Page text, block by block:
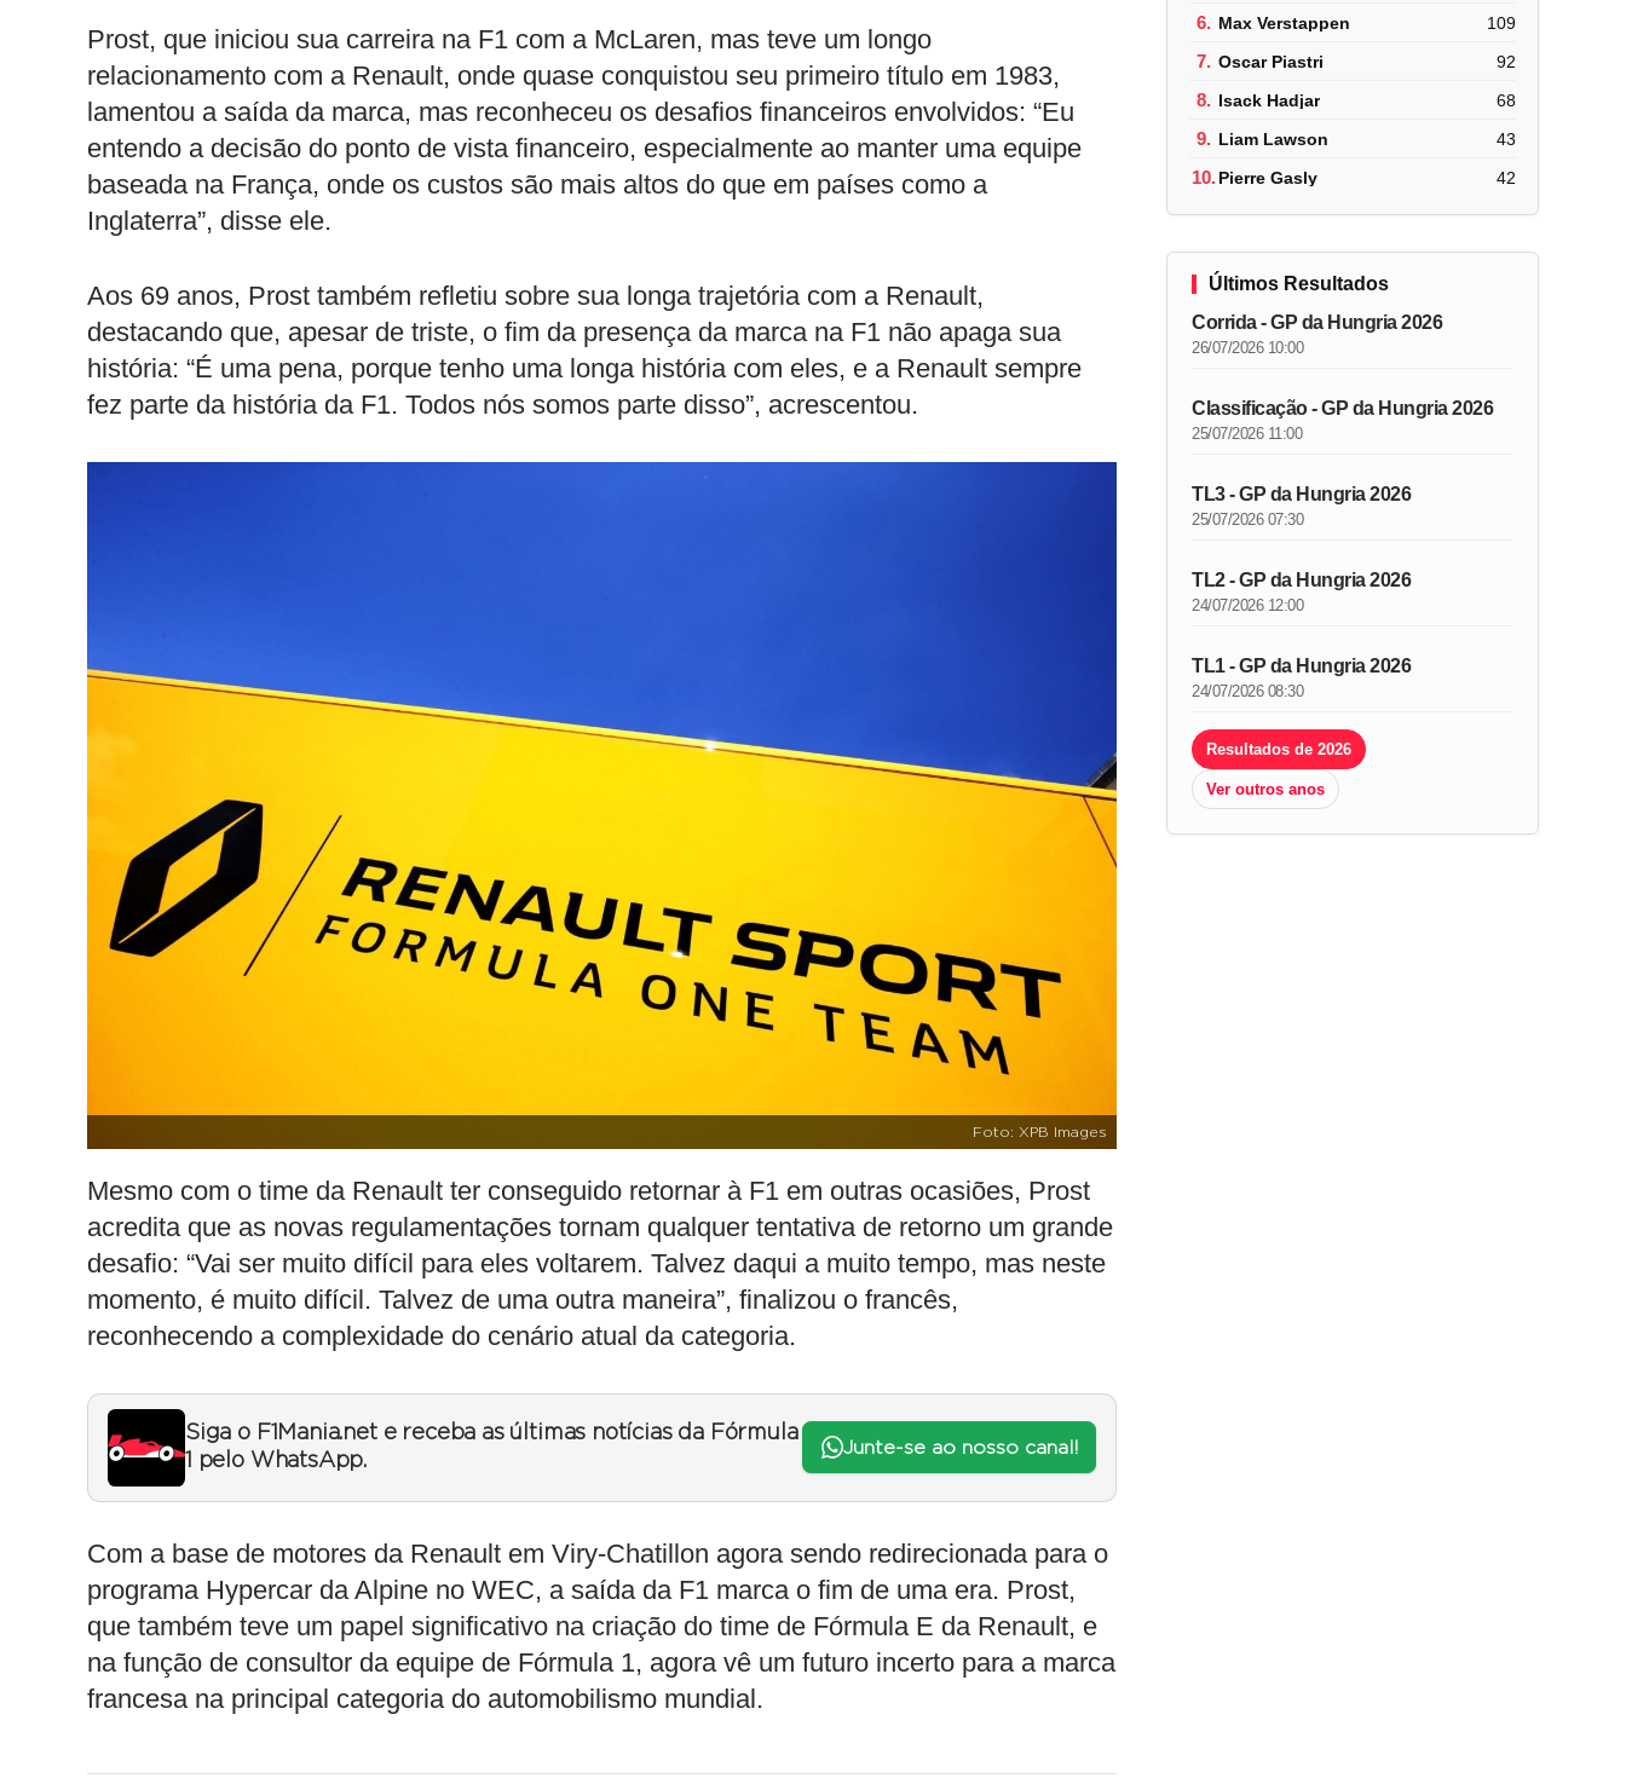
Prost, que iniciou sua carreira na F1 com a McLaren, mas teve um longo
relacionamento com a Renault, onde quase conquistou seu primeiro título em 1983,
lamentou a saída da marca, mas reconheceu os desafios financeiros envolvidos: “Eu
entendo a decisão do ponto de vista financeiro, especialmente ao manter uma equipe
baseada na França, onde os custos são mais altos do que em países como a
Inglaterra”, disse ele.
Aos 69 anos, Prost também refletiu sobre sua longa trajetória com a Renault,
destacando que, apesar de triste, o fim da presença da marca na F1 não apaga sua
história: “É uma pena, porque tenho uma longa história com eles, e a Renault sempre
fez parte da história da F1. Todos nós somos parte disso”, acrescentou.
Foto: XPB Images
Mesmo com o time da Renault ter conseguido retornar à F1 em outras ocasiões, Prost
acredita que as novas regulamentações tornam qualquer tentativa de retorno um grande
desafio: “Vai ser muito difícil para eles voltarem. Talvez daqui a muito tempo, mas neste
momento, é muito difícil. Talvez de uma outra maneira”, finalizou o francês,
reconhecendo a complexidade do cenário atual da categoria.
Siga o F1Mania.net e receba as últimas notícias da Fórmula
1 pelo WhatsApp.
Junte-se ao nosso canal!
Com a base de motores da Renault em Viry-Chatillon agora sendo redirecionada para o
programa Hypercar da Alpine no WEC, a saída da F1 marca o fim de uma era. Prost,
que também teve um papel significativo na criação do time de Fórmula E da Renault, e
na função de consultor da equipe de Fórmula 1, agora vê um futuro incerto para a marca
francesa na principal categoria do automobilismo mundial.
6. Max Verstappen 109
7. Oscar Piastri 92
8. Isack Hadjar 68
9. Liam Lawson 43
10.Pierre Gasly 42
Últimos Resultados
Corrida - GP da Hungria 2026
26/07/2026 10:00
Classificação - GP da Hungria 2026
25/07/2026 11:00
TL3 - GP da Hungria 2026
25/07/2026 07:30
TL2 - GP da Hungria 2026
24/07/2026 12:00
TL1 - GP da Hungria 2026
24/07/2026 08:30
Resultados de 2026
Ver outros anos